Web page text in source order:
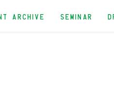
ARCHIVE SEMINAR